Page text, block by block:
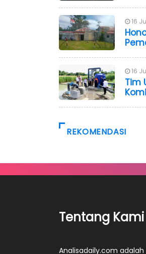
16
16
Tim
REKOMENDASI
Tentang Kami
Analisadaily.com